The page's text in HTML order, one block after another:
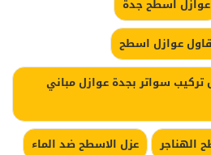
عوازل اسطح جدة
عوازل اسطح
سواتر بجدة عوازل مباني
الهناجر
عزل الاسطح ضد الماء